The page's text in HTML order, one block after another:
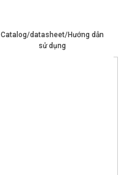
Catalog/datasheet/Hướng dẫn
sử dụng